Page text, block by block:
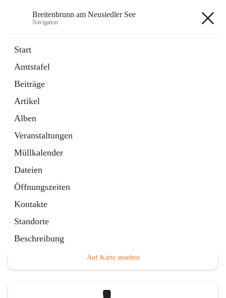
Breitenbrunn am Neusiedler See
Navigation
Start
Amtstafel
Beiträge
Artikel
Alben
Veranstaltungen
Müllkalender
Dateien
Öffnungszeiten
Kontakte
Standorte
Beschreibung
18 Schnellzugriffe
Gemeindeservice
Auf Karte ansehen